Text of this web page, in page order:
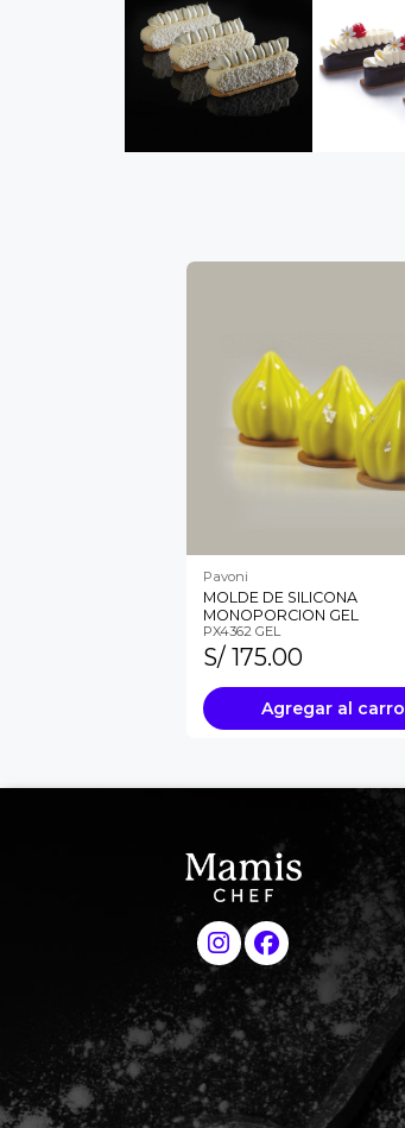
Pavoni
MOLDE DE SILICONA
MONOPORCION GEL
PX4362 GEL
S/ 175.00
Agregar al carro